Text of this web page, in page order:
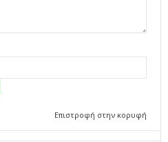
Επιστροφή στην κορυφή